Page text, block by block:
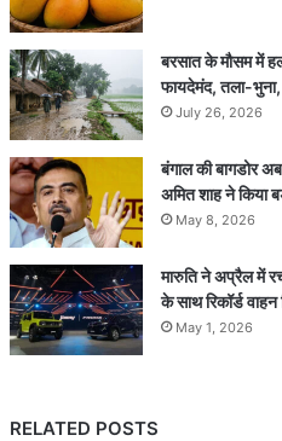
बरसात के मौसम में
फायदेमंद, तला-
July 26, 2026
बंगाल की बागडोर
अमित शाह ने किया
May 8, 2026
मारुति ने अप्रैल में
के साथ रिकॉर्ड वाहन
May 1, 2026
RELATED POSTS